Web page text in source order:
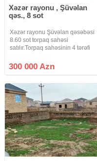
Xəzər rayonu , Şüvəlan
qəs., 8 sot
Xəzər rayonu Şüvəlan qəsəbəsi
8.60 sot torpaq sahəsi
satılır.Torpaq sahəsinin 4 tərəfi
hasarlanıbdir.Icinde tikilisi
var.Qazi, işığı, suyu daimidir.Etrafli
300 000 Azn